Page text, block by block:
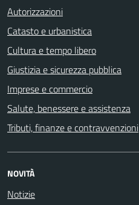
Autorizzazioni
Catasto e urbanistica
Cultura e tempo libero
Giustizia e sicurezza pubblica
Imprese e commercio
Salute, benessere e assistenza
Tributi, finanze e contravvenzioni
NOVITÀ
Notizie